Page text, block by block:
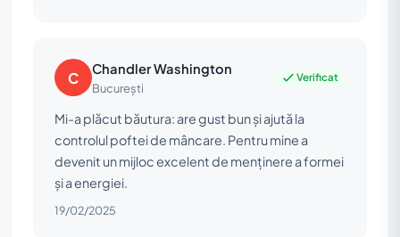
C Chandler Washington
București
Verificat
Mi-a plăcut băutura: are gust bun și ajută la
controlul poftei de mâncare. Pentru mine a
devenit un mijloc excelent de menținere a formei
și a energiei.
19/02/2025